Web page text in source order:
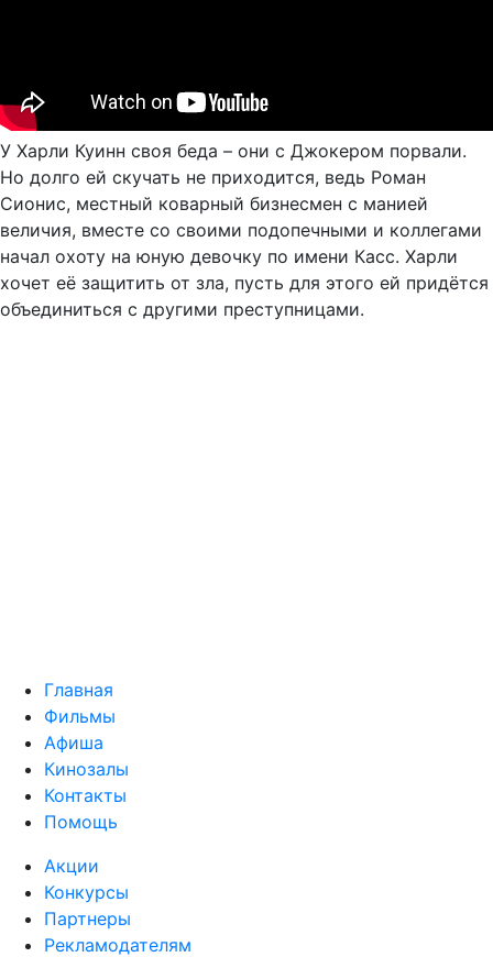
У Харли Куинн своя беда – они с Джокером порвали.
Но долго ей скучать не приходится, ведь Роман
Сионис, местный коварный бизнесмен с манией
величия, вместе со своими подопечными и коллегами
начал охоту на юную девочку по имени Касс. Харли
хочет её защитить от зла, пусть для этого ей придётся
объединиться с другими преступницами.
Главная
Фильмы
Афиша
Кинозалы
Контакты
Помощь
Акции
Конкурсы
Партнеры
Рекламодателям